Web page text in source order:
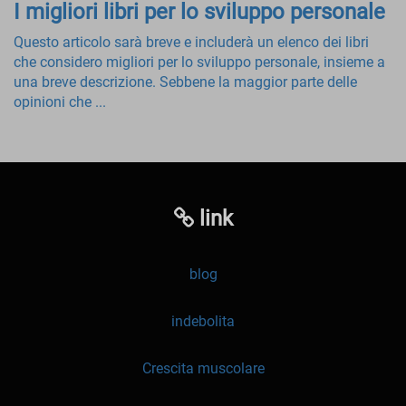
I migliori libri per lo sviluppo personale
Questo articolo sarà breve e includerà un elenco dei libri
che considero migliori per lo sviluppo personale, insieme a
una breve descrizione. Sebbene la maggior parte delle
opinioni che ...
link
blog
indebolita
Crescita muscolare